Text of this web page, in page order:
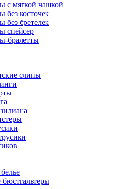
с мягкой чашкой
без косточек
без бретелек
спейсер
бралетты
слипы